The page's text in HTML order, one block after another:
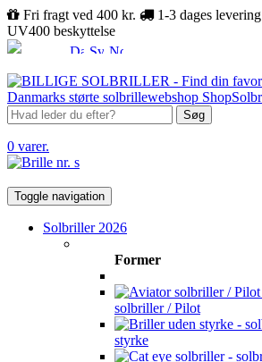
Fri fragt ved 400 kr. 1-3 dages levering
UV400 beskyttelse
Søg
0 varer.
Toggle navigation
Solbriller 2026
Former
solbriller / Pilot
styrke